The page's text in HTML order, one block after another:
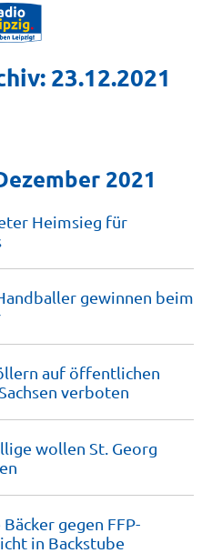
23.12.2021
2021
Heimsieg für
gewinnen beim
auf öffentlichen
verboten
wollen St. Georg
Bäcker gegen FFP-
in Backstube